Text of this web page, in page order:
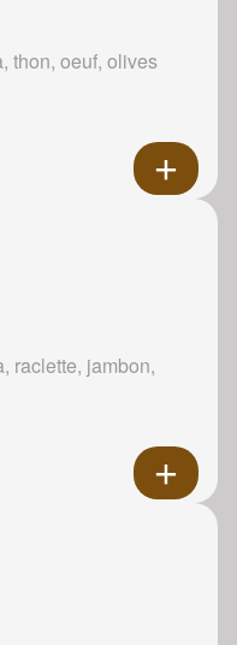
thon, oeuf, olives
raclette, jambon,